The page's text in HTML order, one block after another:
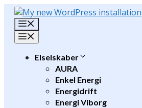
Hop
indhold
Elselskaber
AURA
Enkel Energi
Energidrift
Energi Viborg